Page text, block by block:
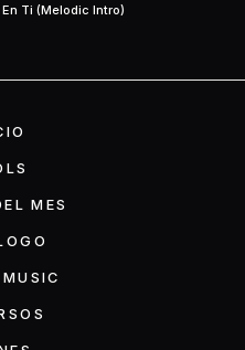
Ti (Melodic Intro)
MES